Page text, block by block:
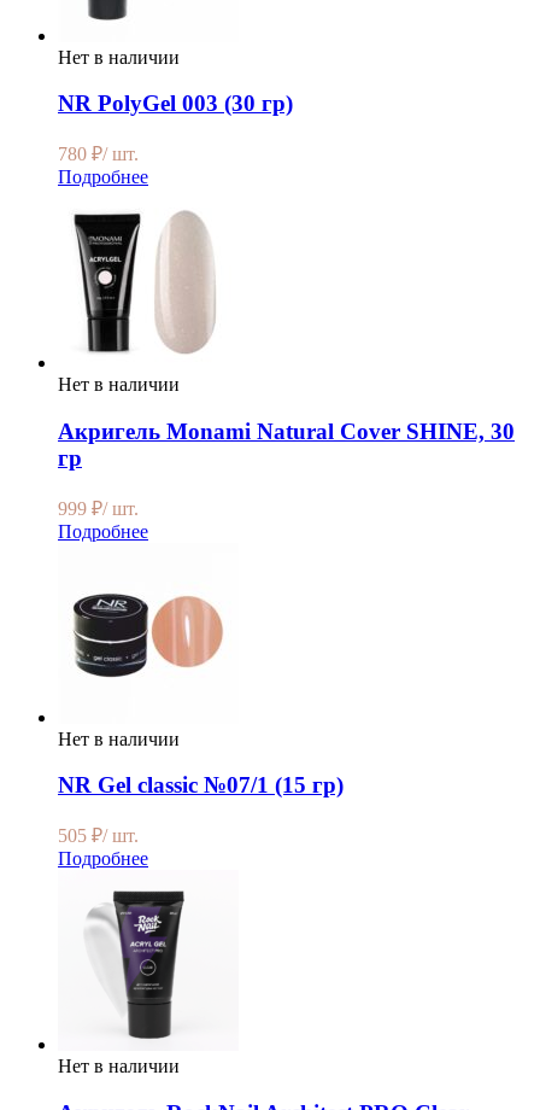
Нет в наличии
NR PolyGel 003 (30 гр)
780 ₽/ шт.
Подробнее
Нет в наличии
Акригель Monami Natural Cover SHINE, 30
гр
999 ₽/ шт.
Подробнее
Нет в наличии
NR Gel classic №07/1 (15 гр)
505 ₽/ шт.
Подробнее
Нет в наличии